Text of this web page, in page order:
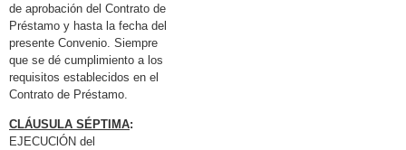
de aprobación del Contrato de
Préstamo y hasta la fecha del
presente Convenio. Siempre
que se dé cumplimiento a los
requisitos establecidos en el
Contrato de Préstamo.
CLÁUSULA SÉPTIMA:
EJECUClÓN del